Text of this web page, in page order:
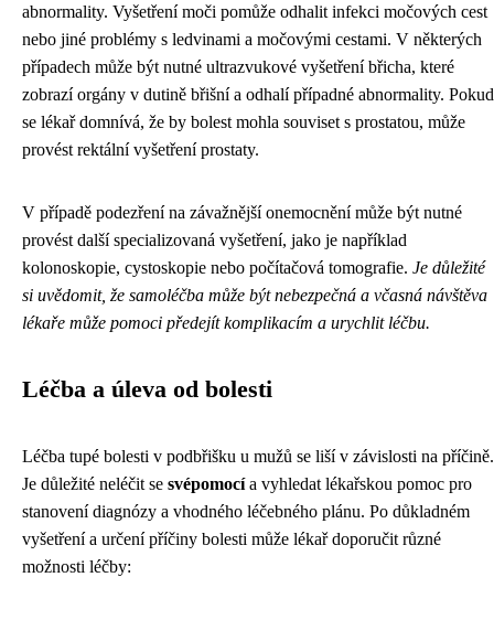
abnormality. Vyšetření moči pomůže odhalit infekci močových cest
nebo jiné problémy s ledvinami a močovými cestami. V některých
případech může být nutné ultrazvukové vyšetření břicha, které
zobrazí orgány v dutině břišní a odhalí případné abnormality. Pokud
se lékař domnívá, že by bolest mohla souviset s prostatou, může
provést rektální vyšetření prostaty.
V případě podezření na závažnější onemocnění může být nutné
provést další specializovaná vyšetření, jako je například
kolonoskopie, cystoskopie nebo počítačová tomografie. Je důležité
si uvědomit, že samoléčba může být nebezpečná a včasná návštěva
lékaře může pomoci předejít komplikacím a urychlit léčbu.
Léčba a úleva od bolesti
Léčba tupé bolesti v podbřišku u mužů se liší v závislosti na příčině.
Je důležité neléčit se svépomocía vyhledat lékařskou pomoc pro
stanovení diagnózy a vhodného léčebného plánu. Po důkladném
vyšetření a určení příčiny bolesti může lékař doporučit různé
možnosti léčby: